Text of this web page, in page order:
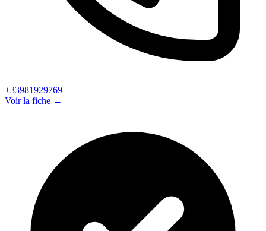
+33981929769
Voir la fiche →